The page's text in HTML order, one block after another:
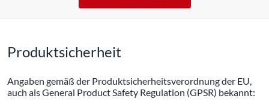
Produktsicherheit
Angaben gemäß der Produktsicherheitsverordnung der EU,
auch als General Product Safety Regulation (GPSR) bekannt: